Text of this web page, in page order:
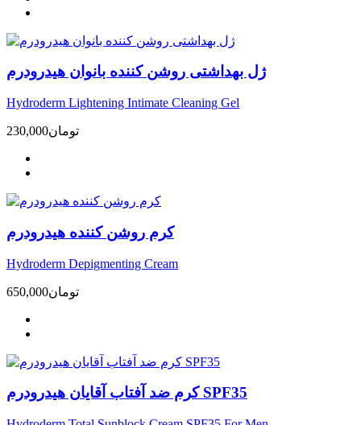
ژل بهداشتی روشن کننده بانوان هیدرودرم
Hydroderm Lightening Intimate Cleaning Gel
230,000تومان
کرم روشن کننده هیدرودرم
Hydroderm Depigmenting Cream
650,000تومان
کرم ضد آفتاب آقایان هیدرودرم SPF35